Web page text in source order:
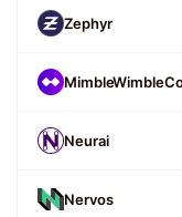
Zephyr
Neurai
Nervos